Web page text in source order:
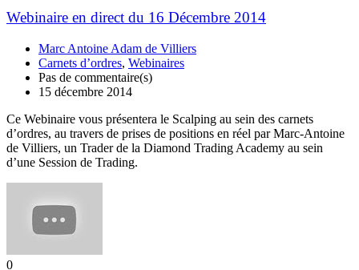
Webinaire en direct du 16 Décembre 2014
Marc Antoine Adam de Villiers
Carnets d’ordres, Webinaires
Pas de commentaire(s)
15 décembre 2014
Ce Webinaire vous présentera le Scalping au sein des carnets
d’ordres, au travers de prises de positions en réel par Marc-Antoine
de Villiers, un Trader de la Diamond Trading Academy au sein
d’une Session de Trading.
0